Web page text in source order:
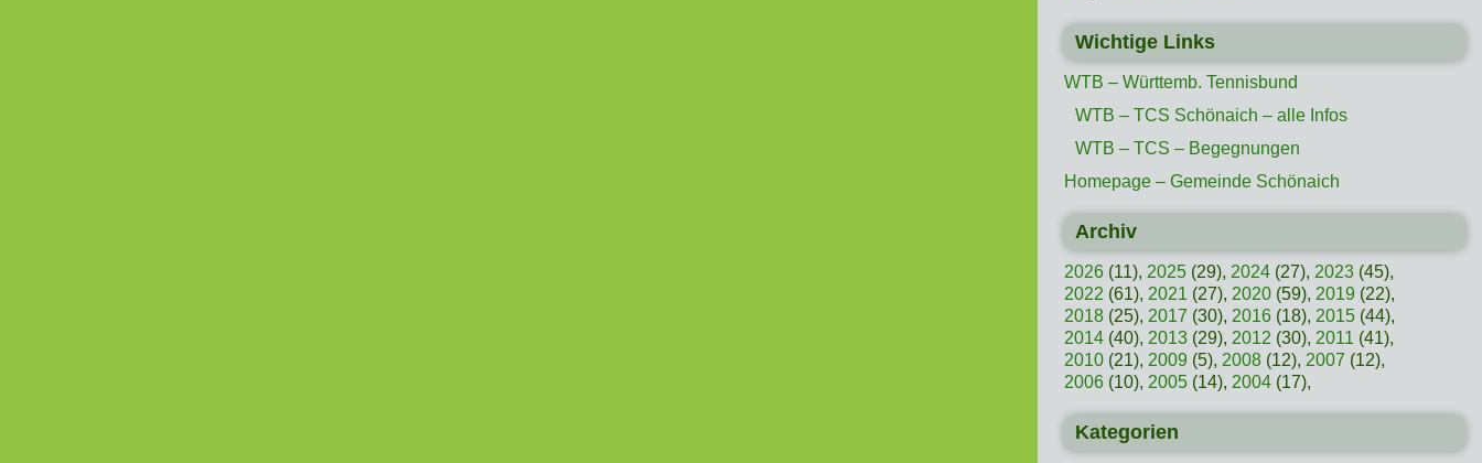
Wichtige Links
WTB – Württemb. Tennisbund
WTB – TCS Schönaich – alle Infos
WTB – TCS – Begegnungen
Homepage – Gemeinde Schönaich
Archiv
2026(11), 2025(29), 2024(27), 2023(45),
2022 (61), 2021 (27), 2020(59), 2019(22),
2018(25), 2017 (30), 2016(18), 2015(44),
2014(40), 2013(29), 2012 (30), 2011 (41),
2010(21), 2009(5), 2008(12), 2007 (12),
2006(10), 2005(14), 2004(17),
Kategorien